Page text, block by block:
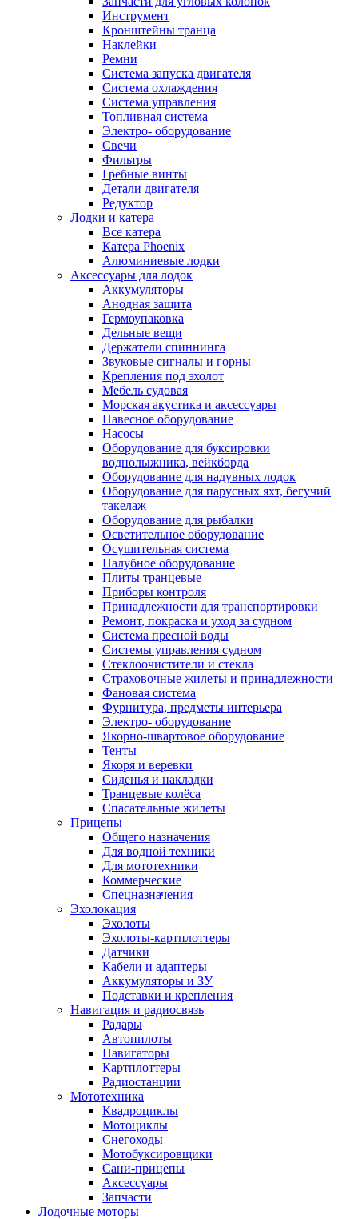
Инструмент
Кронштейны транца
Наклейки
Ремни
Система запуска двигателя
Система охлаждения
Система управления
Топливная система
Электро- оборудование
Свечи
Фильтры
Гребные винты
Детали двигателя
Редуктор
Лодки и катера
Все катера
Катера Phoenix
Алюминиевые лодки
Аксессуары для лодок
Аккумуляторы
Анодная защита
Гермоупаковка
Дельные вещи
Держатели спиннинга
Звуковые сигналы и горны
Крепления под эхолот
Мебель судовая
Морская акустика и аксессуары
Навесное оборудование
Насосы
Оборудование для буксировки
воднолыжника, вейкборда
Оборудование для надувных лодок
Оборудование для парусных яхт, бегучий
такелаж
Оборудование для рыбалки
Осветительное оборудование
Осушительная система
Палубное оборудование
Плиты транцевые
Приборы контроля
Принадлежности для транспортировки
Ремонт, покраска и уход за судном
Система пресной воды
Системы управления судном
Стеклоочистители и стекла
Страховочные жилеты и принадлежности
Фановая система
Фурнитура, предметы интерьера
Электро- оборудование
Якорно-швартовое оборудование
Тенты
Якоря и веревки
Сиденья и накладки
Транцевые колёса
Спасательные жилеты
Прицепы
Общего назначения
Для водной техники
Для мототехники
Коммерческие
Спецназначения
Эхолокация
Эхолоты
Эхолоты-картплоттеры
Датчики
Кабели и адаптеры
Аккумуляторы и ЗУ
Подставки и крепления
Навигация и радиосвязь
Радары
Автопилоты
Навигаторы
Картплоттеры
Радиостанции
Мототехника
Квадроциклы
Мотоциклы
Снегоходы
Мотобуксировщики
Сани-прицепы
Аксессуары
Запчасти
Лодочные моторы